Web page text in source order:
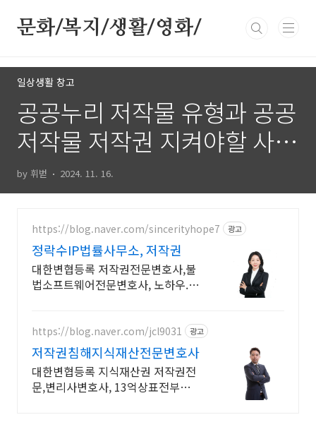
문화/복지/생활/영화/
일상생활 창고
공공누리 저작물 유형과 공공
저작물 저작권 지켜야할 사항
과 금지 사항
by 휘벋 2024. 11. 16.
https://blog.naver.com/sincerityhope7 광고
정락수IP법률사무소, 저작권
대한변협등록 저작권전문변호사,불
법소프트웨어전문변호사, 노하우.결
https://blog.naver.com/jcl9031 광고
저작권침해지식재산전문변호사
대한변협등록 지식재산권 저작권전
문,변리사변호사, 13억상표전부승